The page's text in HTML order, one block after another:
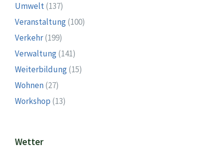
Umwelt(137)
Veranstaltung(100)
Verkehr(199)
Verwaltung(141)
Weiterbildung(15)
Wohnen(27)
Workshop (13)
Wetter